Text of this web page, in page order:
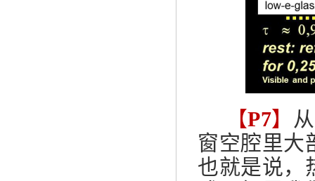
【P7】
窗空腔里大
也就是说，